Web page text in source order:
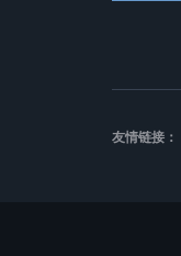
友情链接：